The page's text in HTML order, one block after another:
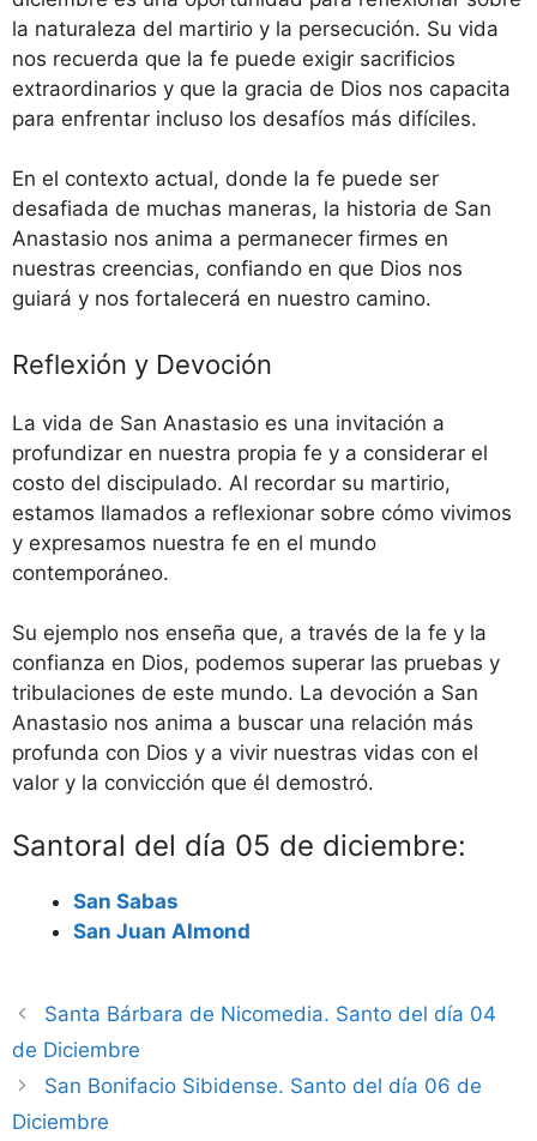
la naturaleza del martirio y la persecución. Su vida
nos recuerda que la fe puede exigir sacrificios
extraordinarios y que la gracia de Dios nos capacita
para enfrentar incluso los desafíos más difíciles.
En el contexto actual, donde la fe puede ser
desafiada de muchas maneras, la historia de San
Anastasio nos anima a permanecer firmes en
nuestras creencias, confiando en que Dios nos
guiará y nos fortalecerá en nuestro camino.
Reflexión y Devoción
La vida de San Anastasio es una invitación a
profundizar en nuestra propia fe y a considerar el
costo del discipulado. Al recordar su martirio,
estamos llamados a reflexionar sobre cómo vivimos
y expresamos nuestra fe en el mundo
contemporáneo.
Su ejemplo nos enseña que, a través de la fe y la
confianza en Dios, podemos superar las pruebas y
tribulaciones de este mundo. La devoción a San
Anastasio nos anima a buscar una relación más
profunda con Dios y a vivir nuestras vidas con el
valor y la convicción que él demostró.
Santoral del día 05 de diciembre:
San Sabas
San Juan Almond
Santa Bárbara de Nicomedia. Santo del día 04
de Diciembre
San Bonifacio Sibidense. Santo del día 06 de
Diciembre